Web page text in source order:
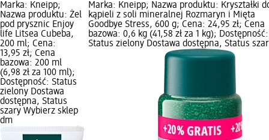
Marka: Kneipp;
Nazwa produktu: Żel
pod prysznic Enjoy
life Litsea Cubeba,
200 ml; Cena:
13,95 zł; Cena
bazowa: 200 ml
(6,98 zł za 100 ml);
Dostępność: Status
zielony Dostawa
dostępna, Status
szary Wybierz sklep
dm
Marka: Kneipp; Nazwa produktu: Kryształki
kąpieli z soli mineralnej Rozmaryn i Mięta
Goodbye Stress, 600 g; Cena: 24,95 zł; Cena
bazowa: 0,6 kg (41,58 zł za 1 kg); Dostępność:
Status zielony Dostawa dostępna, Status